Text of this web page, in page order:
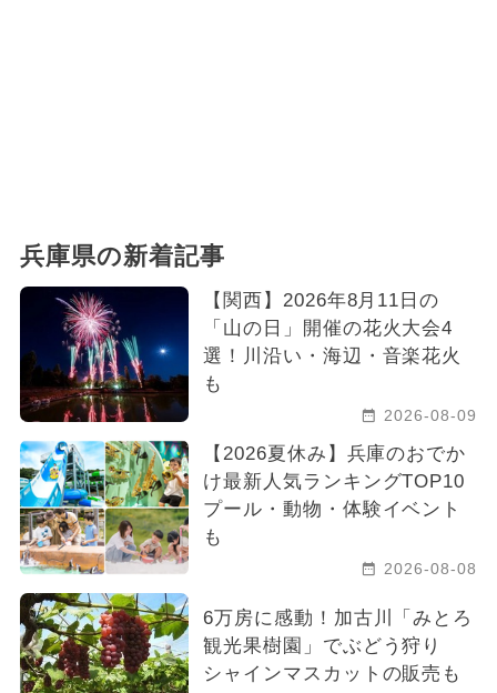
兵庫県の新着記事
【関西】2026年8月11日の
「山の日」開催の花火大会4
選！川沿い・海辺・音楽花火
も
2026-08-09
【2026夏休み】兵庫のおでか
け最新人気ランキングTOP10
プール・動物・体験イベント
も
2026-08-08
6万房に感動！加古川「みとろ
観光果樹園」でぶどう狩り
シャインマスカットの販売も